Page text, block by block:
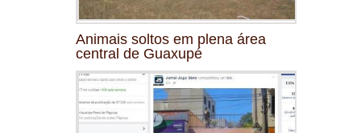
Animais soltos em plena área
central de Guaxupé